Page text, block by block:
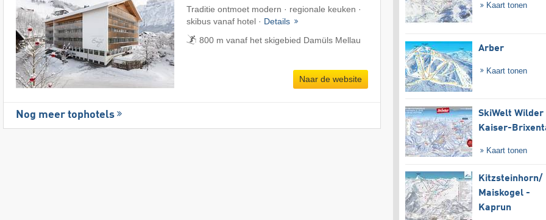
Traditie ontmoet modern · regionale keuken ·
skibus vanaf hotel · Details
800 m vanaf het skigebied Damüls Mellau
Naar de website
Nog meer tophotels
Kaart tonen
Arber
Kaart tonen
SkiWelt Wilder
Kaiser-
Kaart tonen
Kitzsteinhorn/​
Maiskogel -
Kaprun